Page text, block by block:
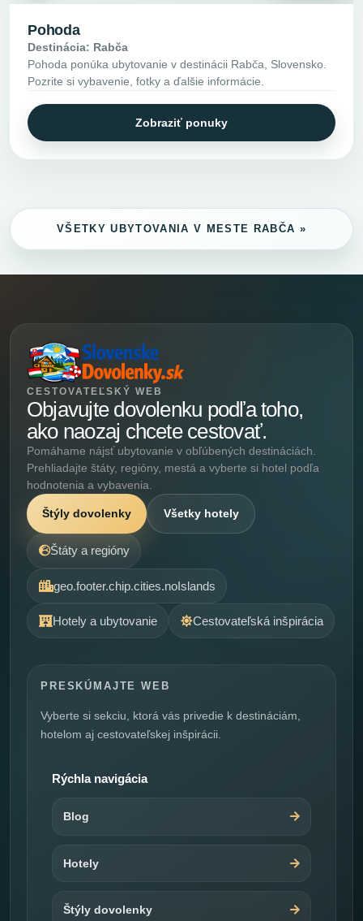
Pohoda
Destinácia: Rabča
Pohoda ponúka ubytovanie v destinácii Rabča, Slovensko.
Pozrite si vybavenie, fotky a ďalšie informácie.
Zobraziť ponuky
VŠETKY UBYTOVANIA V MESTE RABČA »
CESTOVATEĽSKÝ WEB
Objavujte dovolenku podľa toho,
ako naozaj chcete cestovať.
Pomáhame nájsť ubytovanie v obľúbených destináciách.
Prehliadajte štáty, regióny, mestá a vyberte si hotel podľa
hodnotenia a vybavenia.
Štýly dovolenky Všetky hotely
Štáty a regióny
geo.footer.chip.cities.noIslands
Hotely a ubytovanie Cestovateľská inšpirácia
PRESKÚMAJTE WEB
Vyberte si sekciu, ktorá vás privedie k destináciám,
hotelom aj cestovateľskej inšpirácii.
Rýchla navigácia
Blog
Hotely
Štýly dovolenky